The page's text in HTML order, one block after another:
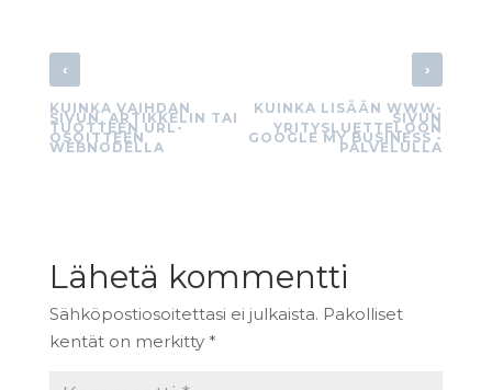
‹
KUINKA VAIHDAN
SIVUN, ARTIKKELIN TAI
TUOTTEEN URL-
OSOITTEEN
WEBNODELLA
›
KUINKA LISÄÄN WWW-
SIVUN
YRITYSLUETTELOON
GOOGLE MY BUSINESS -
PALVELULLA
Lähetä kommentti
Sähköpostiosoitettasi ei julkaista. Pakolliset
kentät on merkitty *